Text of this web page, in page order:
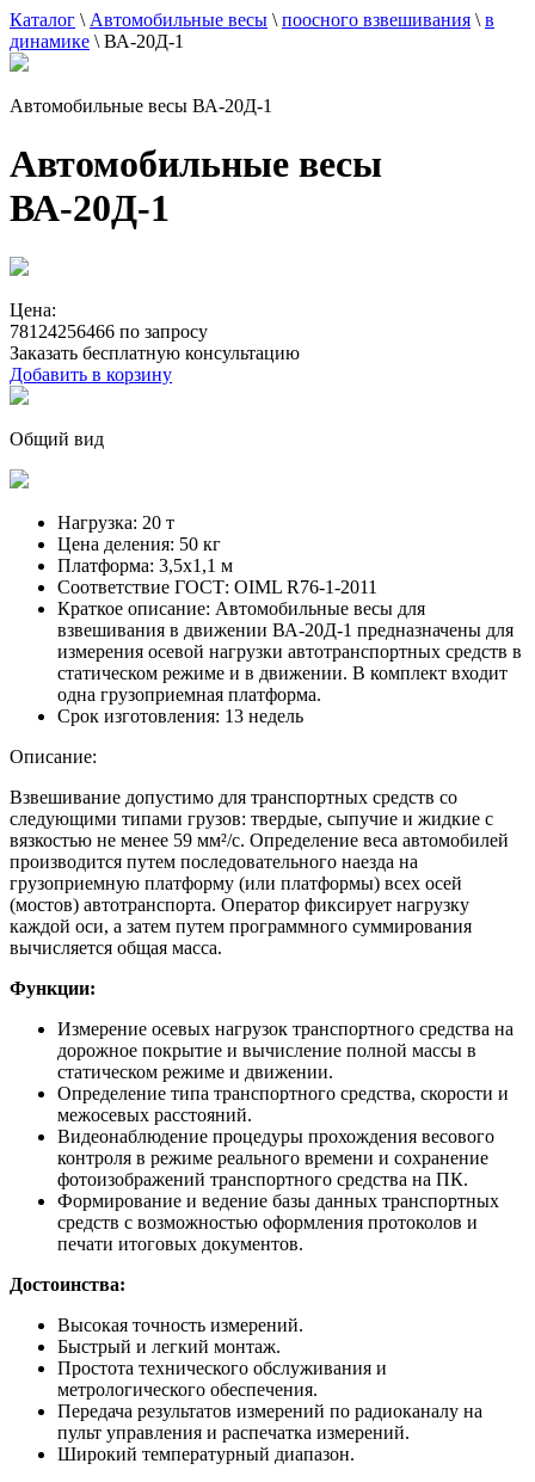
Каталог \ Автомобильные весы \ поосного взвешивания \ в
динамике \ ВА-20Д-1
Автомобильные весы ВА-20Д-1
Автомобильные весы
ВА-20Д-1
Цена:
78124256466 по запросу
Заказать бесплатную консультацию
Добавить в корзину
Общий вид
Нагрузка: 20 т
Цена деления: 50 кг
Платформа: 3,5х1,1 м
Соответствие ГОСТ: OIML R76-1-2011
Краткое описание: Автомобильные весы для
взвешивания в движении ВА-20Д-1 предназначены для
измерения осевой нагрузки автотранспортных средств в
статическом режиме и в движении. В комплект входит
одна грузоприемная платформа.
Срок изготовления: 13 недель
Описание:
Взвешивание допустимо для транспортных средств со
следующими типами грузов: твердые, сыпучие и жидкие с
вязкостью не менее 59 мм²/с. Определение веса автомобилей
производится путем последовательного наезда на
грузоприемную платформу (или платформы) всех осей
(мостов) автотранспорта. Оператор фиксирует нагрузку
каждой оси, а затем путем программного суммирования
вычисляется общая масса.
Функции:
Измерение осевых нагрузок транспортного средства на
дорожное покрытие и вычисление полной массы в
статическом режиме и движении.
Определение типа транспортного средства, скорости и
межосевых расстояний.
Видеонаблюдение процедуры прохождения весового
контроля в режиме реального времени и сохранение
фотоизображений транспортного средства на ПК.
Формирование и ведение базы данных транспортных
средств с возможностью оформления протоколов и
печати итоговых документов.
Достоинства:
Высокая точность измерений.
Быстрый и легкий монтаж.
Простота технического обслуживания и
метрологического обеспечения.
Передача результатов измерений по радиоканалу на
пульт управления и распечатка измерений.
Широкий температурный диапазон.